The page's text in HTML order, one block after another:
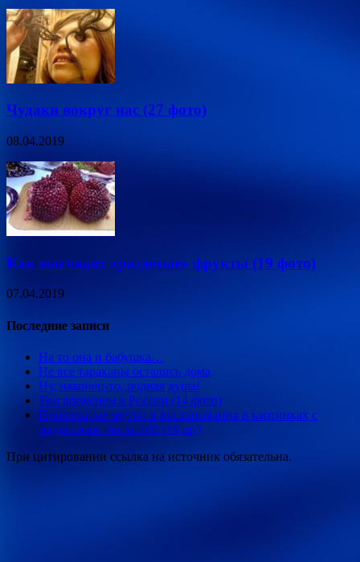
Чудаки вокруг нас (27 фото)
08.04.2019
Как выглядят «раздетые» фрукты (19 фото)
07.04.2019
Последние записи
На то она и бабушка…
Не все тараканы остались дома
Ну, наконец-то, родная душа!
Тем временем в России (14 фото)
Прикольные шутки и высказывания в картинках с
надписями. Часть 109 (18 шт)
При цитировании ссылка на источник обязательна.